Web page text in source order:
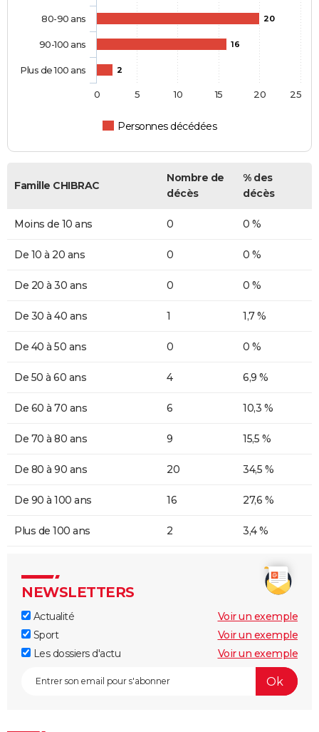
20
16
2
Personnes décédées
80-90 ans
90-100 ans
Plus de 100 ans
0 5 10 15 20 25
Famille CHIBRAC
Nombre de
décès
% des
décès
Moins de 10 ans 0 0 %
De 10 à 20 ans 0 0 %
De 20 à 30 ans 0 0 %
De 30 à 40 ans 1 1,7 %
De 40 à 50 ans 0 0 %
De 50 à 60 ans 4 6,9 %
De 60 à 70 ans 6 10,3 %
De 70 à 80 ans 9 15,5 %
De 80 à 90 ans 20 34,5 %
De 90 à 100 ans 16 27,6 %
Plus de 100 ans 2 3,4 %
NEWSLETTERS
Actualité
Voir un exemple
Sport
Voir un exemple
Les dossiers d'actu
Voir un exemple